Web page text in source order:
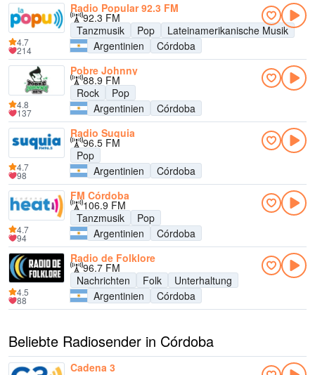
Radio Popular 92.3 FM
92.3 FM
Tanzmusik
Pop
Lateinamerikanische Musik
Argentinien
Córdoba
4.7
214
Pobre Johnny
88.9 FM
Rock
Pop
Argentinien
Córdoba
4.8
137
Radio Suquia
96.5 FM
Pop
Argentinien
Córdoba
4.7
98
FM Córdoba
106.9 FM
Tanzmusik
Pop
Argentinien
Córdoba
4.7
94
Radio de Folklore
96.7 FM
Nachrichten
Folk
Unterhaltung
Argentinien
Córdoba
4.5
88
Beliebte Radiosender in Córdoba
Cadena 3